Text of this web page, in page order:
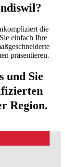
die
einfach Ihre
präsentieren.
und Sie
Region.